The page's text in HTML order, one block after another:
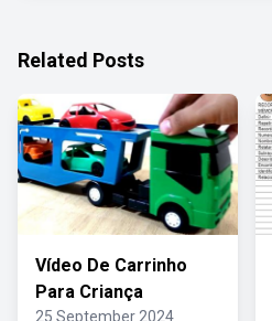
Related Posts
Vídeo De Carrinho
Para Criança
25 September 2024